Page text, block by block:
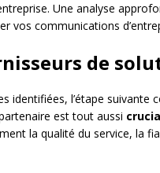
Une analyse
vos communications
de
identifiées, l’étape suivante
est tout aussi
la qualité du service, la